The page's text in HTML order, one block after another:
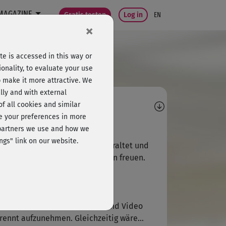
Gratis testen Log in EN
Leif785
empfinde die Aufnahme als veraltet und
mich über eine neue Version freuen.
ist immer ein Problem Audio und Video
aufzunehmen. Gleichzeitig wäre...
×
is accessed in this way or
to evaluate your use
it more attractive. We
and with external
all cookies and similar
your preferences in more
we use and how we
link on our website.